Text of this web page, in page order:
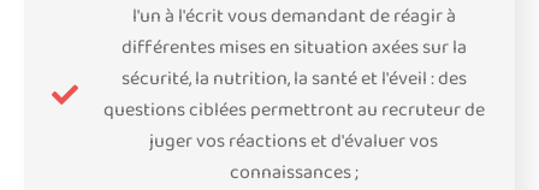
l'un à l'écrit vous demandant de réagir à
différentes mises en situation axées sur la
sécurité, la nutrition, la santé et l'éveil : des
questions ciblées permettront au recruteur de
juger vos réactions et d'évaluer vos
connaissances ;